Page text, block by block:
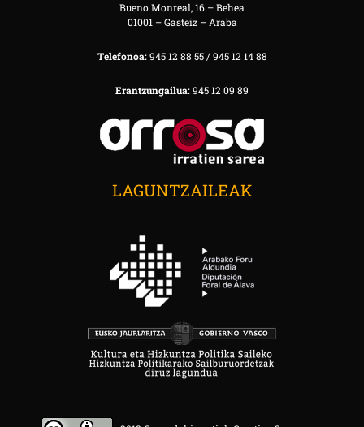
Bueno Monreal, 16 – Behea
01001 – Gasteiz – Araba
Telefonoa:945 12 88 55 / 945 12 14 88
Erantzungailua:945 12 09 89
LAGUNTZAILEAK